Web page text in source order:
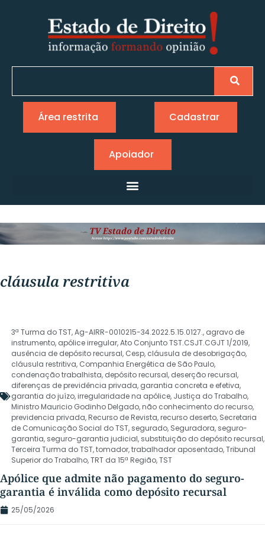
Área restrita Cadastrar
Apoiador
cláusula restritiva
3ª Turma do TST,Ag-AIRR-0010215-34.2022.5.15.0127., agravo de
instrumento, apólice irregular,Ato Conjunto TST.CSJT.CGJT 1/2019,
ausência de depósito recursal, Cesp, cláusula de desobrigação,
cláusula restritiva, Companhia Energética de São Paulo,
condenação trabalhista, depósito recursal, deserção recursal,
diferenças de previdência privada, garantia concreta e efetiva,
garantia do juízo,irregularidade na apólice, Justiça do Trabalho,
Ministro Mauricio Godinho Delgado,não conhecimento do recurso,
previdencia privada,Recurso de Revista,recurso deserto, Secretaria
de Comunicação Social do TST, segurado, Seguradora, seguro-
garantia, seguro-garantia judicial, substituição do depósito recursal,
Terceira Turma do TST,tomador,trabalhador aposentado,Tribunal
Superior do Trabalho,TRT da 15ª Região,TST
Apólice que admite não pagamento do seguro-
garantia é inválida como depósito recursal
25/05/2026